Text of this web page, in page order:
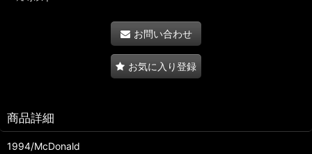
お問い合わせ
お気に入り登録
商品詳細
1994/McDonald